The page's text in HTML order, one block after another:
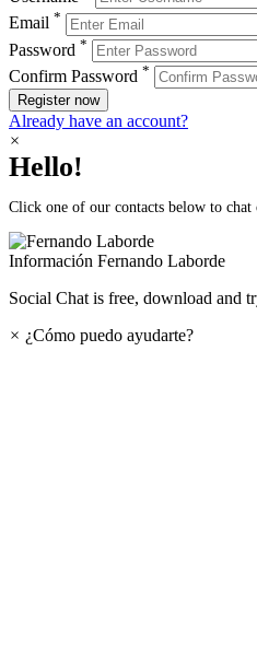
Email *
Password *
Confirm Password *
Register now
Already have an account?
×
Hello!
Click one of our contacts below to chat
Información Fernando Laborde
Social Chat is free, download and
× ¿Cómo puedo ayudarte?